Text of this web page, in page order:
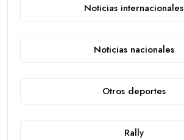
Noticias internacionales
Noticias nacionales
Otros deportes
Rally